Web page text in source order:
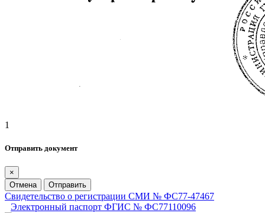
1
Отправить документ
×
Отмена
Отправить
Свидетельство о регистрации СМИ № ФС77-47467
Электронный паспорт ФГИС № ФС77110096